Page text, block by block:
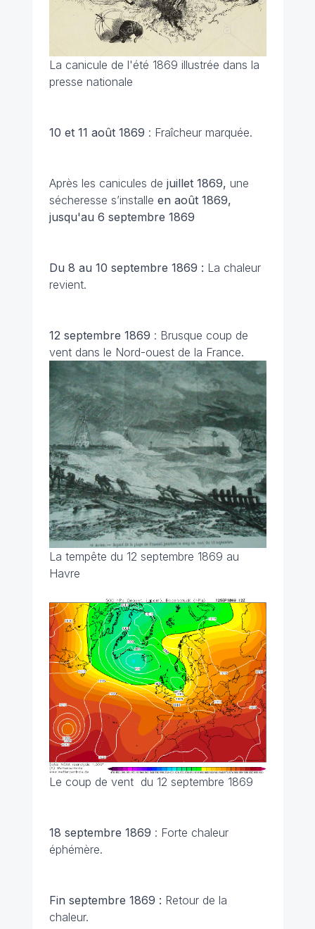
La canicule de l'été 1869 illustrée dans la
presse nationale
10 et 11 août 1869 : Fraîcheur marquée.
Après les canicules de juillet 1869, une
sécheresse s’installe en août 1869,
jusqu'au 6 septembre 1869
Du 8 au 10 septembre 1869 : La chaleur
revient.
12 septembre 1869 : Brusque coup de
vent dans le Nord-ouest de la France.
La tempête du 12 septembre 1869 au
Havre
Le coup de vent du 12 septembre 1869
18 septembre 1869 : Forte chaleur
éphémère.
Fin septembre 1869 : Retour de la
chaleur.